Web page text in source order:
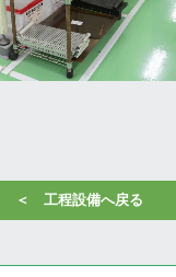
＜ 工程設備へ戻る